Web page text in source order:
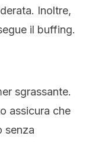
Inoltre,
il buffing.
sgrassante.
assicura che
senza